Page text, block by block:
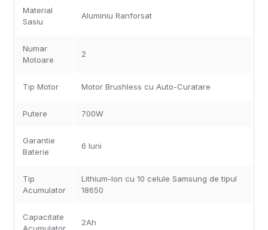
Material
Sasiu
Aluminiu Ranforsat
Numar
Motoare
2
Tip Motor Motor Brushless cu Auto-Curatare
Putere 700W
Garantie
Baterie
6 luni
Tip
Acumulator
Lithium-Ion cu 10 celule Samsung de tipul
18650
Capacitate
Acumulator
2Ah